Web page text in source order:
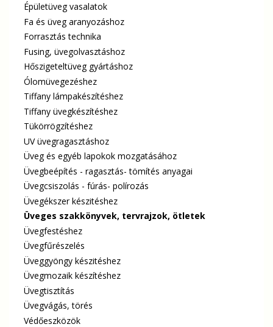
Épületüveg vasalatok
Fa és üveg aranyozáshoz
Forrasztás technika
Fusing, üvegolvasztáshoz
Hőszigeteltüveg gyártáshoz
Ólomüvegezéshez
Tiffany lámpakészítéshez
Tiffany üvegkészítéshez
Tükörrögzítéshez
UV üvegragasztáshoz
Üveg és egyéb lapokok mozgatásához
Üvegbeépítés - ragasztás- tömítés anyagai
Üvegcsiszolás - fúrás- polírozás
Üvegékszer készitéshez
Üveges szakkönyvek, tervrajzok, ötletek
Üvegfestéshez
Üvegfűrészelés
Üveggyöngy készitéshez
Üvegmozaik készítéshez
Üvegtisztítás
Üvegvágás, törés
Védőeszközök